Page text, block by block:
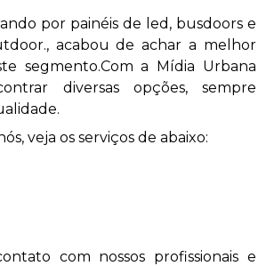
por painéis de led, busdoors e
acabou de achar a melhor
segmento.Com a Mídia Urbana
diversas opções, sempre
veja os serviços de abaixo:
com nossos profissionais e